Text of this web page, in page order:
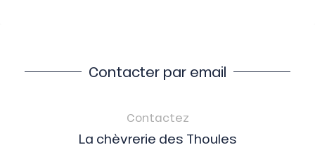
Contacter par email
Contactez
La chèvrerie des Thoules